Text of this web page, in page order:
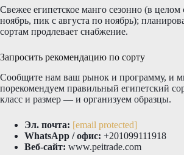
Свежее египетское манго сезонно (в
ноябрь, пик с августа по ноябрь);
сортам продлевает снабжение.
Запросить рекомендацию по сорту
Сообщите нам ваш рынок и программу, и
порекомендуем правильный египетский
класс и размер — и организуем образцы.
Эл. почта: [email protected]
WhatsApp / офис: +201099111918
Веб-сайт: www.peitrade.com